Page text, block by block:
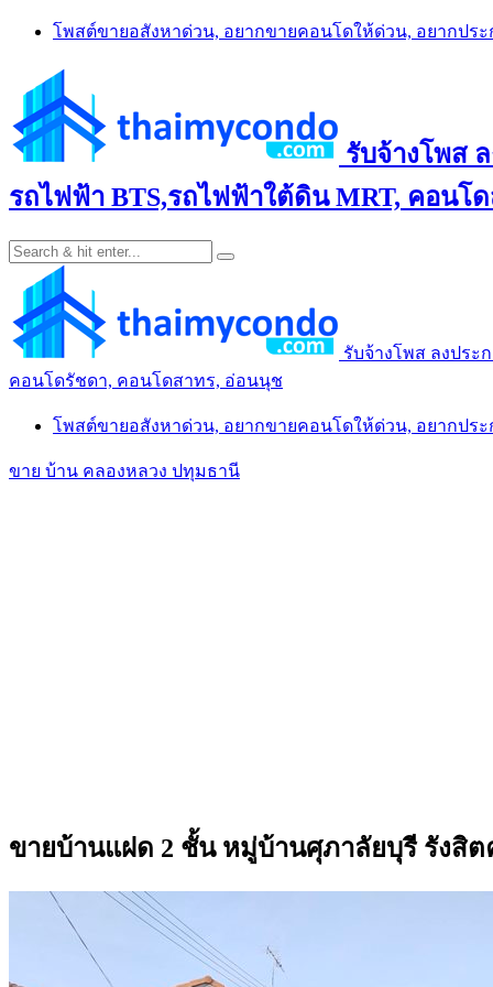
Skip
โพสต์ขายอสังหาด่วน, อยากขายคอนโดให้ด่วน, อยากปร
รับจ้างโพส
รถไฟฟ้า BTS,รถไฟฟ้าใต้ดิน MRT, คอน
รับจ้างโพส ลงประ
คอนโดรัชดา, คอนโดสาทร, อ่อนนุช
โพสต์ขายอสังหาด่วน, อยากขายคอนโดให้ด่วน, อยากปร
ขาย บ้าน คลองหลวง ปทุมธานี
ขายบ้านแฝด 2 ชั้น หมู่บ้านศุภาลัยบุรี รังสิต